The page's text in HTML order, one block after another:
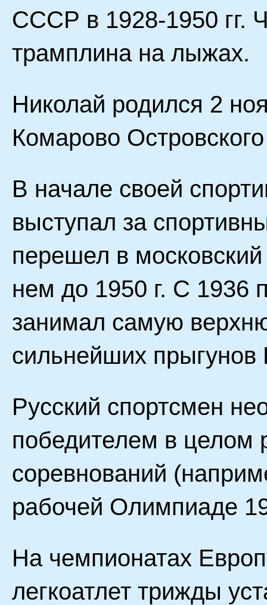
СССР в 1928-1950
трамплина на лыжах.
Николай родился 2
Комарово
В начале своей
выступал за
перешел в
нем до 1950 г. С 1936
занимал самую
сильнейших
Русский спортсмен
победителем в целом
соревнований
рабочей Олимпиаде
На чемпионатах
легкоатлет трижды